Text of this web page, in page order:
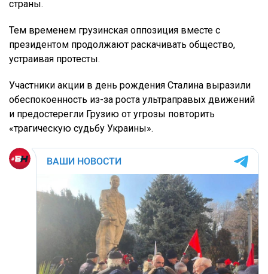
страны.
Тем временем грузинская оппозиция вместе с
президентом продолжают раскачивать общество,
устраивая протесты.
Участники акции в день рождения Сталина выразили
обеспокоенность из-за роста ультраправых движений
и предостерегли Грузию от угрозы повторить
«трагическую судьбу Украины».